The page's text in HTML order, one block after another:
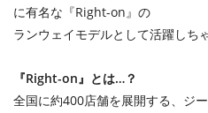
に有名な『Right-on』の
ランウェイモデルとして活躍しち
『Right-on』とは…？
全国に約400店舗を展開する、ジ